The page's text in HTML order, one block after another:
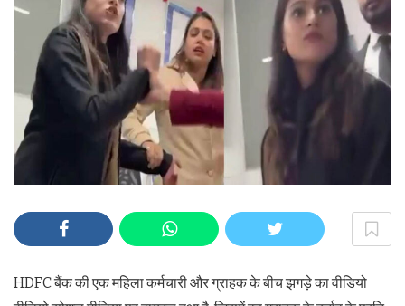
HDFC बैंक की एक महिला कर्मचारी और ग्राहक के बीच झगड़े का वीडियो